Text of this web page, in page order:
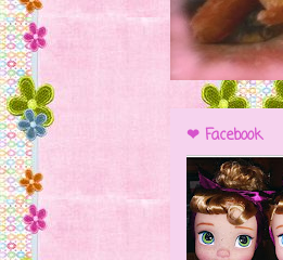
❤ Facebook